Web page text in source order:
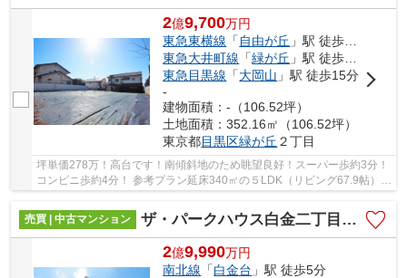
2億9,700万円
東急東横線 「 自由が丘 」駅 徒歩10分
東急大井町線 「緑が丘 」駅 徒歩9分
東急目黒線 「大岡山 」駅 徒歩15分
-
建物面積：-（106.52坪）
土地面積：352.16㎡（106.52坪）
東京都目黒区緑が丘 ２丁目
坪単価278万！高台です！南傾斜地のため眺望良好！スーパー歩約3分！
コンビニ歩約4分！ 参考プラン延床340㎡の５LDK（リビング67.9帖）、
建物価格6,280万（税込）ございます！ 東横線...
売買 | 中古マンション
ザ・パークハウス白金二丁目タワー
2億9,990万円
南北線 「白金台 」駅 徒歩5分